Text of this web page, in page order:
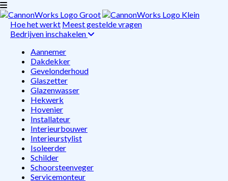
Hoe het werkt Meest gestelde vragen
Bedrijven inschakelen
Aannemer
Dakdekker
Gevelonderhoud
Glaszetter
Glazenwasser
Hekwerk
Hovenier
Installateur
Interieurbouwer
Interieurstylist
Isoleerder
Schilder
Schoorsteenveger
Servicemonteur